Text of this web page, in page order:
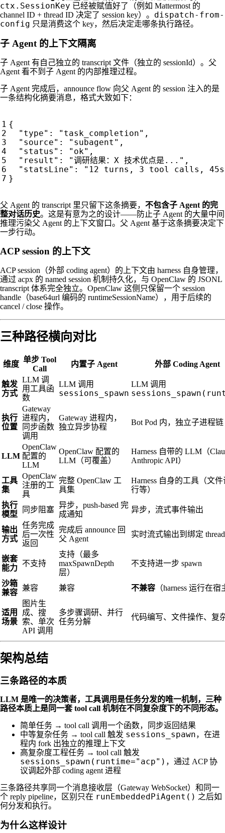
ctx.SessionKey 已经被赋值好了（例如 Mattermost 的
channel ID + thread ID 决定了 session key）。 dispatch-from-
config 只是消费这个 key，然后决定走哪条执行路径。
子 Agent 的上下文隔离
子 Agent 有自己独立的 transcript 文件（独立的 sessionId）。父
Agent 看不到子 Agent 的内部推理过程。
子 Agent 完成后，announce flow 向父 Agent 的 session 注入的是
一条结构化摘要消息，格式大致如下：
{
"type" : "task_completion" ,
"source" : "subagent" ,
"status" : "ok" ,
"result" : "调研结果：X 技术优点是..." ,
"statsLine" :
"12 turns, 3 tool calls,
}
父 Agent 的 transcript 里只留下这条摘要， 不包含子 Agent 的完
整对话历史。这是有意为之的设计——防止子 Agent 的大量中间
推理污染父 Agent 的上下文窗口。父 Agent 基于这条摘要决定下
一步行动。
ACP session 的上下文
ACP session（外部 coding agent）的上下文由 harness 自身管理，
通过 acpx 的 named session 机制持久化，与 OpenClaw 的 JSONL
transcript 体系完全独立。OpenClaw 这侧只保留一个 session
handle（base64url 编码的 runtimeSessionName），用于后续的
cancel / close 操作。
三种路径横向对比
维度
单步 Tool
Call
内置子 Agent 外部 Coding Agent
触发
方式
LLM 调
用工具函
数
LLM 调用
sessions_spawn
LLM 调用
执行
位置
Gateway
进程内，
同步函数
调用
Gateway 进程内，
独立异步协程
Bot Pod 内，独立子进程链
LLM
OpenClaw
配置的
LLM
OpenClaw 配置的
LLM（可覆盖）
Harness 自带的 LLM（
Anthropic API）
工具
集
OpenClaw
注册的工
具
完整 OpenClaw 工
具集
Harness 自身的工具（文
行等）
执行
模型
同步阻塞
异步，push-based 完
成通知
异步，流式事件输出
输出
方式
任务完成
后一次性
返回
完成后 announce 回
父 Agent
实时流式输出到绑定 thread
嵌套
能力
不支持
支持（最多
maxSpawnDepth
层）
不支持进一步 spawn
沙箱
兼容
兼容 兼容 不兼容 （harness 运行在
适用
场景
图片生
成、搜
索、单次
API 调用
多步骤调研、并行
任务分解
代码编写、文件操作、复
架构总结
三条路径的本质
LLM 是唯一的决策者，工具调用是任务分发的唯一机制，三种
路径本质上是同一套 tool call 机制在不同复杂度下的不同形态。
简单任务 → tool call 调用一个函数，同步返回结果
中等复杂任务 → tool call 触发 sessions_spawn，在进
程内 fork 出独立的推理上下文
高复杂度工程任务 → tool call 触发
sessions_spawn(runtime="acp") ，通过 ACP 协
议调起外部 coding agent 进程
三条路径共享同一个消息接收层（Gateway WebSocket）和同一
个 reply pipeline，区别只在 runEmbeddedPiAgent() 之后如
何分发和执行。
为什么这样设计